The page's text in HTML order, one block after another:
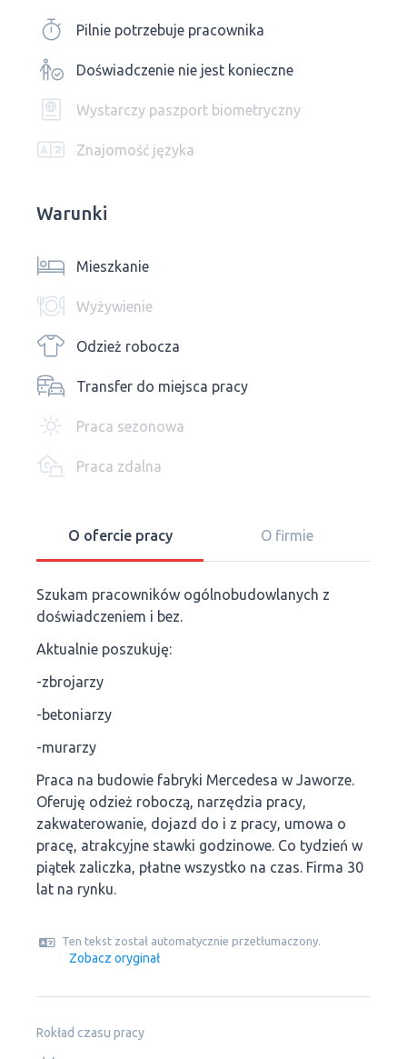
Pilnie potrzebuje pracownika
Doświadczenie nie jest konieczne
Wystarczy paszport biometryczny
Znajomość języka
Warunki
Mieszkanie
Wyżywienie
Odzież robocza
Transfer do miejsca pracy
Praca sezonowa
Praca zdalna
O ofercie pracy O firmie
Szukam pracowników ogólnobudowlanych z
doświadczeniem i bez.
Aktualnie poszukuję:
-zbrojarzy
-betoniarzy
-murarzy
Praca na budowie fabryki Mercedesa w Jaworze.
Oferuję odzież roboczą, narzędzia pracy,
zakwaterowanie, dojazd do i z pracy, umowa o
pracę, atrakcyjne stawki godzinowe. Co tydzień w
piątek zaliczka, płatne wszystko na czas. Firma 30
lat na rynku.
Ten tekst został automatycznie przetłumaczony.
Zobacz oryginał
Rokład czasu pracy